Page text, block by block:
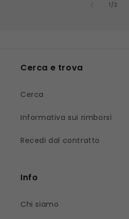
1 /
su2
Cerca e trova
Cerca
Informativa sui rimborsi
Recedi dal contratto
Info
Chi siamo